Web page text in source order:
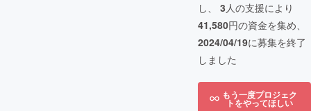
し、 3人の支援により
41,580円の資金を集め、
2024/04/19に募集を終了
しました
もう一度プロジェク
トをやってほしい